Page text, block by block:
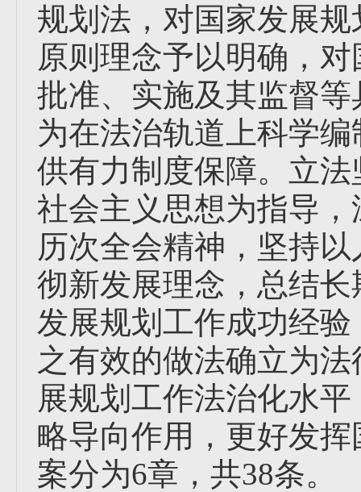
规划法，对国家发展
原则理念予以明确，
批准、实施及其监督
为在法治轨道上科学
供有力制度保障。立
社会主义思想为指导
历次全会精神，坚持
彻新发展理念，总结
发展规划工作成功经
之有效的做法确立为
展规划工作法治化水
略导向作用，更好发
案分为6章，共38条。